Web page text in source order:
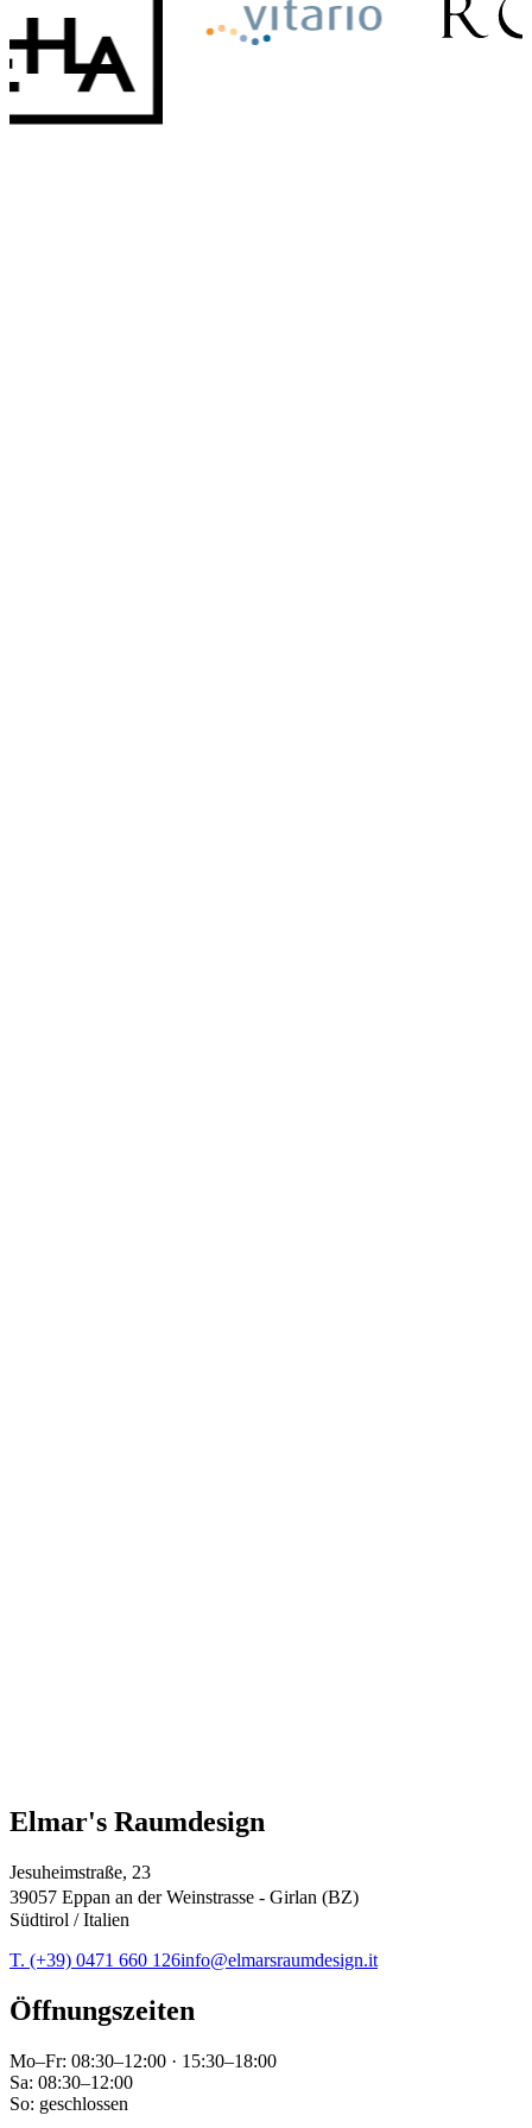
Elmar's Raumdesign
Jesuheimstraße, 23
39057 Eppan an der Weinstrasse - Girlan (BZ)
Südtirol / Italien
T. (+39) 0471 660 126info@elmarsraumdesign.it
Öffnungszeiten
Mo–Fr: 08:30–12:00 · 15:30–18:00
Sa: 08:30–12:00
So: geschlossen